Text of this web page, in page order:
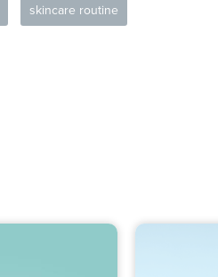
skincare routine